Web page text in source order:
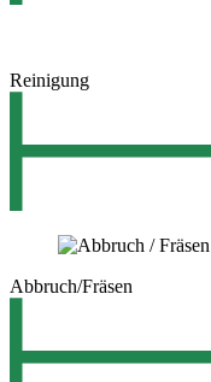
Reinigung
Abbruch/Fräsen